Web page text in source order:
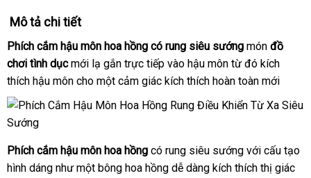
Mô tả chi tiết
Phích cắm hậu môn hoa hồng có rung siêu sướng món đồ
chơi tình dụcmới lạ gắn trực tiếp vào hậu môn từ đó kích
thích hậu môn cho một cảm giác kích thích hoàn toàn mới
Phích cắm hậu môn hoa hồng có rung siêu sướng dịch
vụ
với cấu tạo
hình dáng như một bông hoa hồng dễ dàng kích thích thị giác